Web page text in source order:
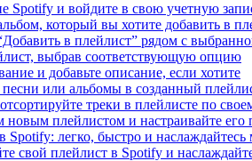
Spotify и войдите в свою учетную
который вы хотите добавить в
в плейлист” рядом с
выбрав соответствующую опцию
и добавьте описание, если хотите
или альбомы в созданный
треки в плейлисте по
новым плейлистом и настраивайте его
Spotify: легко, быстро и наслаждайтесь
свой плейлист в Spotify и